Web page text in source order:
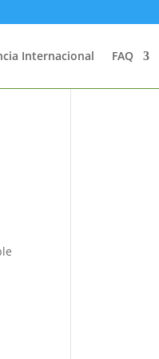
Internacional FAQ